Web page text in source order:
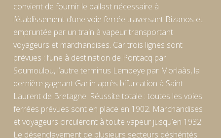
convient de fournir le ballast nécessaire à
l’établissement d’une voie ferrée traversant Bizanos et
empruntée par un train à vapeur transportant
voyageurs et marchandises. Car trois lignes sont
prévues : l’une à destination de Pontacq par
Soumoulou, l’autre terminus Lembeye par Morlaàs, la
dernière gagnant Garlin après bifurcation à Saint
Laurent de Bretagne. Réussite totale : toutes les voies
ferrées prévues sont en place en 1902. Marchandises
et voyageurs circuleront à toute vapeur jusqu’en 1932.
Le désenclavement de plusieurs secteurs déshérités